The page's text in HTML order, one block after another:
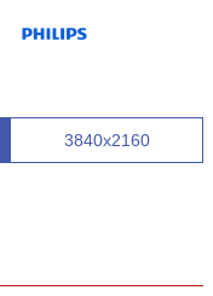
3840x2160